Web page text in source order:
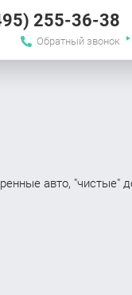
255-36-38
Обратный звонок
авто, "чистые"